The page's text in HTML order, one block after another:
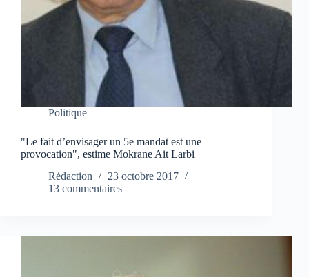
Politique
"Le fait d’envisager un 5e mandat est une
provocation", estime Mokrane Ait Larbi
Rédaction
23 octobre 2017
13 commentaires